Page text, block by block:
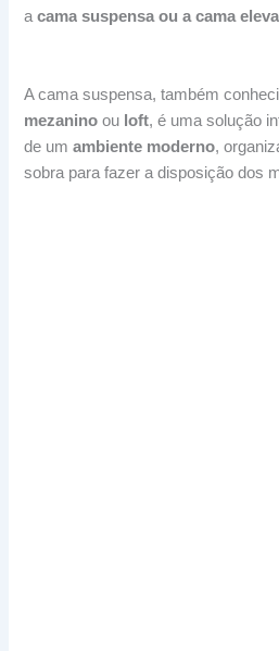
acama suspensa ou a cama
A cama suspensa, também
mezanino ou loft, é uma solução
de umambiente moderno,
sobra para fazer a disposição dos